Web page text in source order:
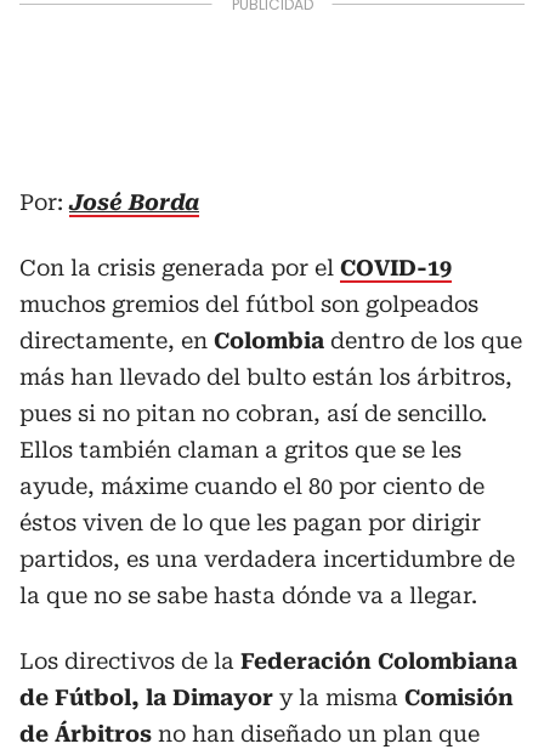
Por:José Borda
Con la crisis generada por el COVID-19
muchos gremios del fútbol son golpeados
directamente, en Colombia dentro de los que
más han llevado del bulto están los árbitros,
pues si no pitan no cobran, así de sencillo.
Ellos también claman a gritos que se les
ayude, máxime cuando el 80 por ciento de
éstos viven de lo que les pagan por dirigir
partidos, es una verdadera incertidumbre de
la que no se sabe hasta dónde va a llegar.
Los directivos de la Federación Colombiana
de Fútbol, la Dimayor y la misma Comisión
de Árbitros no han diseñado un plan que